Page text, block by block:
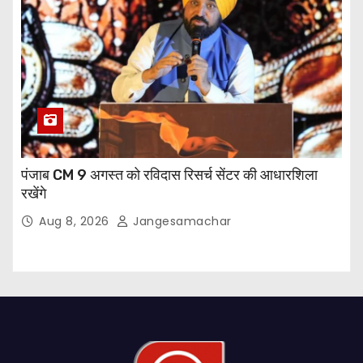
पंजाब CM 9 अगस्त को रविदास रिसर्च सेंटर की आधारशिला
रखेंगे
Aug 8, 2026 Jangesamachar